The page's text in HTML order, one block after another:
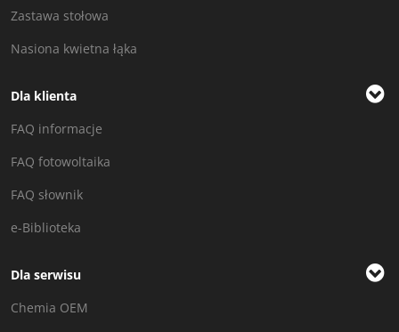
Zastawa stołowa
Nasiona kwietna łąka
Dla klienta
FAQ informacje
FAQ fotowoltaika
FAQ słownik
e-Biblioteka
Dla serwisu
Chemia OEM